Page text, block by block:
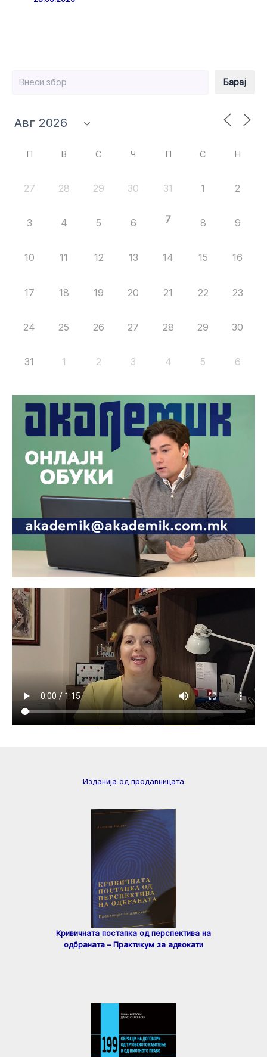
Барај
П В С Ч П С Н
27 28 29 30 31 1 2
3 4 5 6 7 8 9
10 11 12 13 14 15 16
17 18 19 20 21 22 23
24 25 26 27 28 29 30
31 1 2 3 4 5 6
Изданија од продавницата
Кривичната постапка од перспектива на
одбраната – Практикум за адвокати